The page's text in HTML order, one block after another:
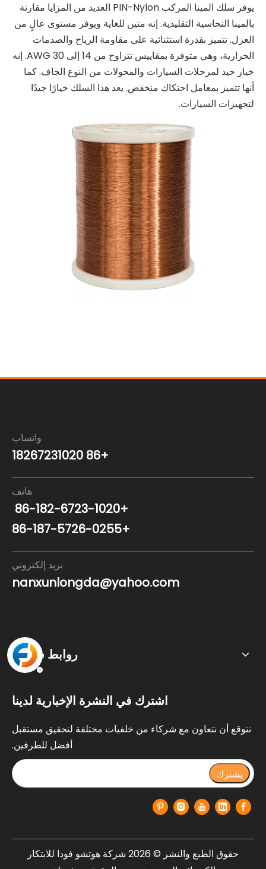
يوفر سلك المينا المركب PIN-Nylon العديد من المزايا مقارنة
بالمينا النحاسية التقليدية. إنه متين للغاية ويوفر مستوى عالٍ من
العزل. تتميز بقدرة استثنائية على مقاومة الرياح والصدمات
الحرارية، وهي متوفرة بمقاييس تتراوح من 14 إلى 30 AWG. إنه
خيار جيد لمرحلات السيارات والمحولات من النوع الجاف. كما
أنها تتميز بمعامل احتكاك منخفض. يعد هذا السلك خيارًا جيدًا
لتجهيزات السيارات.
واتساب
+86 18267231020
هاتف
+86-182-6723-1020
+86-187-5726-0255
بريد إلكتروني
nanxunlongda@yahoo.com
روابط سريعة
اشترك في النشرة الإخبارية لدينا
نتوقع أن نتعاون مع شركاء من خلفيات مختلفة لتحقيق مستقبل
أفضل للطرفين.
يشترك
حقوق الطبع والنشر © 2026 شركة هوتشو فودا للابتكار